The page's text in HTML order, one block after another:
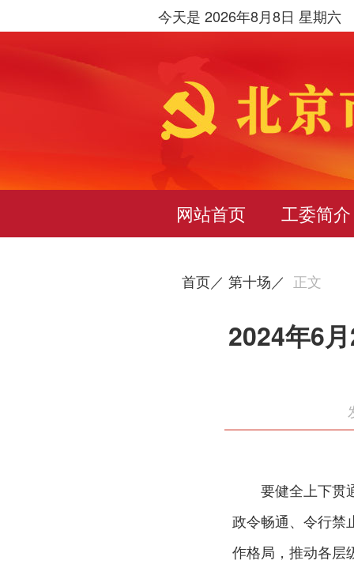
今天是 2026年8月8日 星期六
网站首页 工委简介
首页／ 第十场／ 正文
2024年6
要健全上下贯
政令畅通、令行禁
作格局，推动各层